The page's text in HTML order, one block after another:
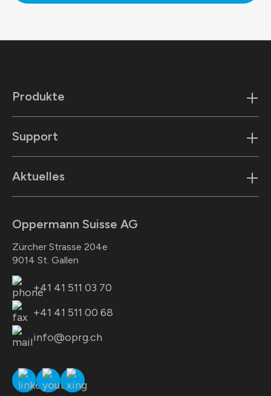
Oppermann Suisse AG
Zürcher Strasse 204e
9014 St. Gallen
+41 41 511 03 70
+41 41 511 00 68
info@oprg.ch
Produkte
Support
Aktuelles